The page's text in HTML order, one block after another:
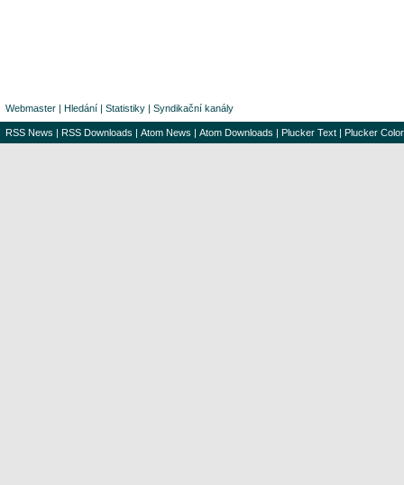
Webmaster | Hledání | Statistiky | Syndikační kanály
RSS News | RSS Downloads | Atom News | Atom Downloads | Plucker Text | Plucker Color